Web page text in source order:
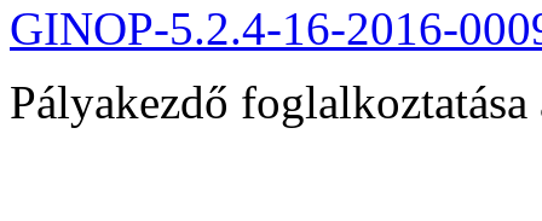
GINOP-5.2.4-16-2016-
Pályakezdő